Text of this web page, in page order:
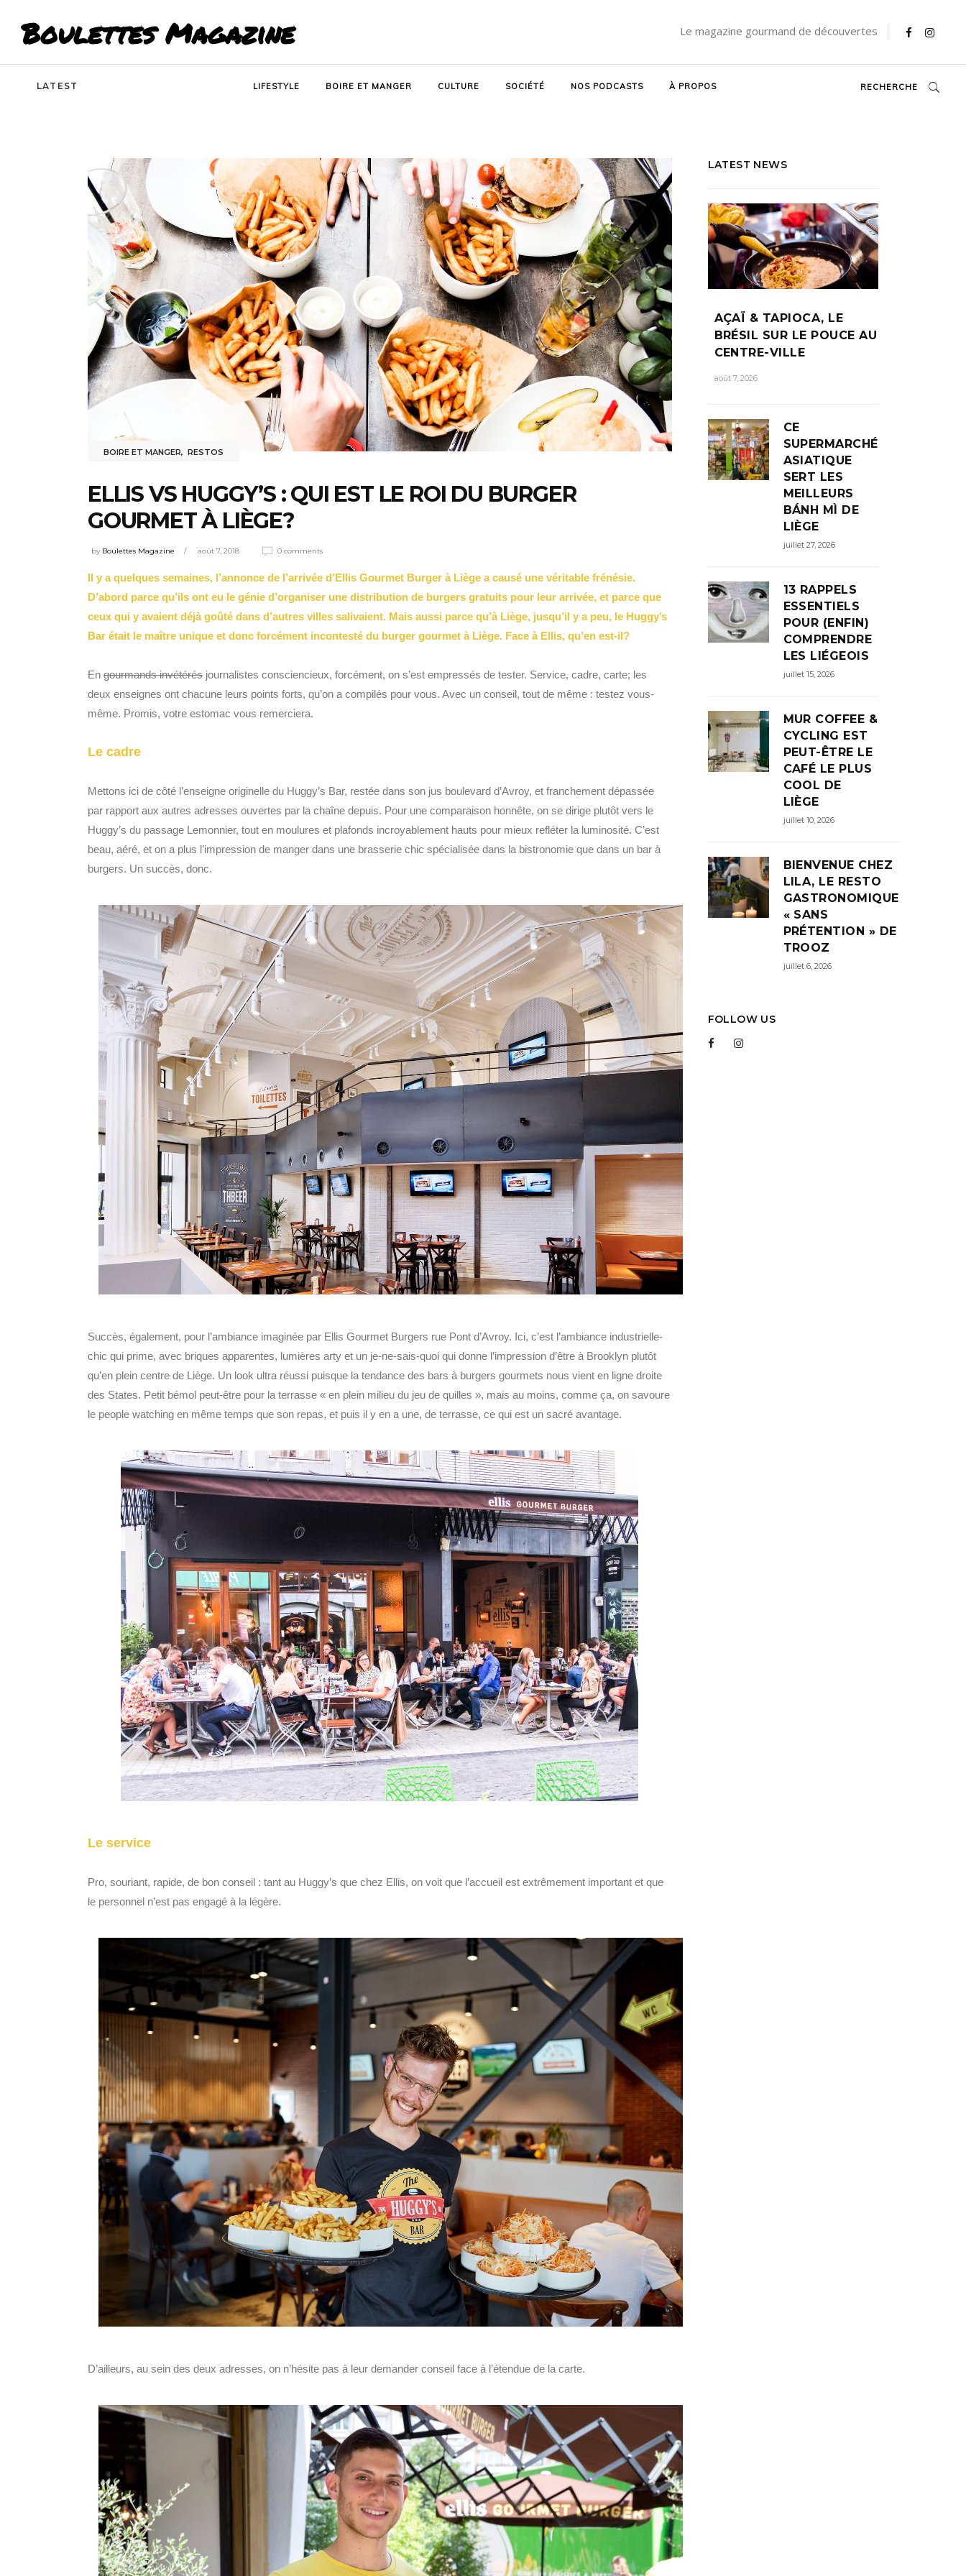
Boulettes Magazine Le magazine gourmand de découvertes
LATEST LIFESTYLE BOIRE ET MANGER CULTURE SOCIÉTÉ NOS PODCASTS À PROPOS RECHERCHE
BOIRE ET MANGER,RESTOS
ELLIS VS HUGGY’S : QUI EST LE ROI DU BURGER
GOURMET À LIÈGE?
by Boulettes Magazine août 7, 2018 0 comments
Il y a quelques semaines, l’annonce de l’arrivée d’Ellis Gourmet Burger à Liège a causé une véritable frénésie.
D’abord parce qu’ils ont eu le génie d’organiser une distribution de burgers gratuits pour leur arrivée, et parce que
ceux qui y avaient déjà goûté dans d’autres villes salivaient. Mais aussi parce qu’à Liège, jusqu’il y a peu, le Huggy’s
Bar était le maître unique et donc forcément incontesté du burger gourmet à Liège. Face à Ellis, qu’en est-il?
En gourmands invétérés journalistes consciencieux, forcément, on s’est empressés de tester. Service, cadre, carte; les
deux enseignes ont chacune leurs points forts, qu’on a compilés pour vous. Avec un conseil, tout de même : testez vous-
même. Promis, votre estomac vous remerciera.
Le cadre
Mettons ici de côté l’enseigne originelle du Huggy’s Bar, restée dans son jus boulevard d’Avroy, et franchement dépassée
par rapport aux autres adresses ouvertes par la chaîne depuis. Pour une comparaison honnête, on se dirige plutôt vers le
Huggy’s du passage Lemonnier, tout en moulures et plafonds incroyablement hauts pour mieux refléter la luminosité. C’est
beau, aéré, et on a plus l’impression de manger dans une brasserie chic spécialisée dans la bistronomie que dans un bar à
burgers. Un succès, donc.
Succès, également, pour l’ambiance imaginée par Ellis Gourmet Burgers rue Pont d’Avroy. Ici, c’est l’ambiance industrielle-
chic qui prime, avec briques apparentes, lumières arty et un je-ne-sais-quoi qui donne l’impression d’être à Brooklyn plutôt
qu’en plein centre de Liège. Un look ultra réussi puisque la tendance des bars à burgers gourmets nous vient en ligne droite
des States. Petit bémol peut-être pour la terrasse « en plein milieu du jeu de quilles », mais au moins, comme ça, on savoure
le people watching en même temps que son repas, et puis il y en a une, de terrasse, ce qui est un sacré avantage.
Le service
Pro, souriant, rapide, de bon conseil : tant au Huggy’s que chez Ellis, on voit que l’accueil est extrêmement important et que
le personnel n’est pas engagé à la légère.
D’ailleurs, au sein des deux adresses, on n’hésite pas à leur demander conseil face à l’étendue de la carte.
LATEST NEWS
AÇAÏ & TAPIOCA, LE
BRÉSIL SUR LE POUCE AU
CENTRE-VILLE
août 7, 2026
CE
SUPERMARCHÉ
ASIATIQUE
SERT LES
MEILLEURS
BÁNH MÌ DE
LIÈGE
juillet 27, 2026
13 RAPPELS
ESSENTIELS
POUR (ENFIN)
COMPRENDRE
LES LIÉGEOIS
juillet 15, 2026
MUR COFFEE &
CYCLING EST
PEUT-ÊTRE LE
CAFÉ LE PLUS
COOL DE
LIÈGE
juillet 10, 2026
BIENVENUE CHEZ
LILA, LE RESTO
GASTRONOMIQUE
« SANS
PRÉTENTION » DE
TROOZ
juillet 6, 2026
FOLLOW US